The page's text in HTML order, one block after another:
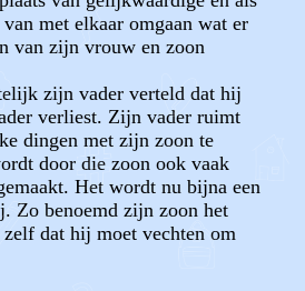
met elkaar omgaan wat er
van zijn vrouw en zoon
zijn vader verteld dat hij
verliest. Zijn vader ruimt
dingen met zijn zoon te
door die zoon ook vaak
Het wordt nu bijna een
Zo benoemd zijn zoon het
dat hij moet vechten om